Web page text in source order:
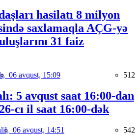
hasilatı 8 milyon
saxlamaqla AÇG-yə
31 faiz
06 avqust, 15:09 512
5 avqust saat 16:00-dan
cı il saat 16:00-dək
06 avqust, 14:51 542